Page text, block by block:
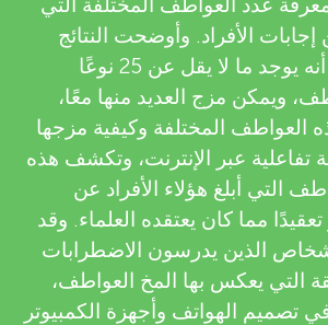
الأفراد. وأوضحت النتائج
التي توصلنا إليها أنه يوجد ما لا يقل عن 25 نوعًا
ويمكن مزج العديد منها معًا،
العواطف المختلفة وكيفية مزجها
تفاعلية عبر الإنترنت، وتكشف هذه
التي أبلغ هؤلاء الأفراد عن
مما كان يعتقده العلماء. وقد
الذين يدرسون الاضطرابات
التي يعكس بها المخ العواطف،
تصميم الهواتف وأجهزة الكمبيوتر